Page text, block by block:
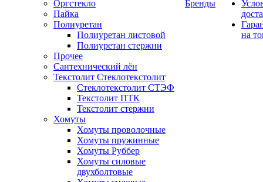
Оргстекло
Пайка
Полиуретан
Полиуретан листовой
Полиуретан стержни
Прочее
Сантехнический лён
Текстолит Стеклотекстолит
Стеклотекстолит СТЭФ
Текстолит ПТК
Текстолит стержни
Хомуты
Хомуты проволочные
Хомуты пружинные
Хомуты Руббер
Хомуты силовые
двухболтовые
Бренды
на